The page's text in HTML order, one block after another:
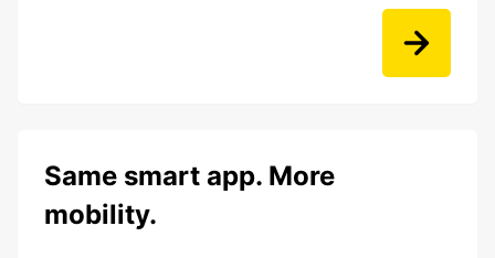
Same smart app. More
mobility.